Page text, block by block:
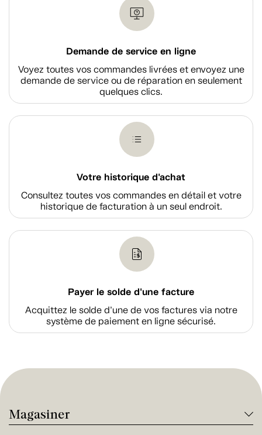
Demande de service en ligne
Voyez toutes vos commandes livrées et envoyez une
demande de service ou de réparation en seulement
quelques clics.
Votre historique d'achat
Consultez toutes vos commandes en détail et votre
historique de facturation à un seul endroit.
Payer le solde d'une facture
Acquittez le solde d’une de vos factures via notre
système de paiement en ligne sécurisé.
Magasiner